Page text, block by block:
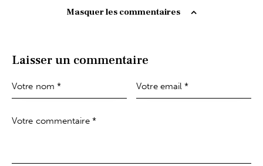
Masquer les commentaires
Laisser un commentaire